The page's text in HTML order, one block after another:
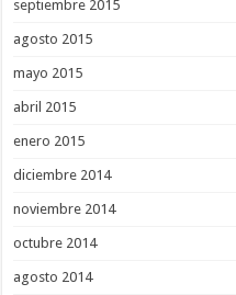
septiembre 2015
agosto 2015
mayo 2015
abril 2015
enero 2015
diciembre 2014
noviembre 2014
octubre 2014
agosto 2014